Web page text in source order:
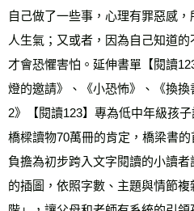
自己做了一些事，心理有罪惡感
人生氣；又或者，因為自己知道
才會恐懼害怕。延伸書單【閱讀
燈的邀請》、《小恐怖》、《換
2》【閱讀123】專為低中年級孩
橋樑讀物70萬冊的肯定，橋梁書
負擔為初步跨入文字閱讀的小讀
的插圖，依照字數、主題與情節